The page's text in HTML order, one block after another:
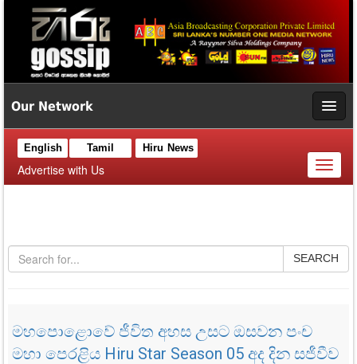
Our Network
English Tamil Hiru News
Advertise with Us
Toggle
SEARCH
මහපොළොවේ ජීවිත අහස උසට ඔසවන පංච
මහා පෙරළිය Hiru Star Season 05 අද දින සජීවීව